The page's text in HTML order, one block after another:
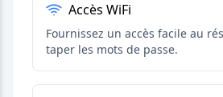
Accès WiFi
Fournissez un accès facile au
taper les mots de passe.